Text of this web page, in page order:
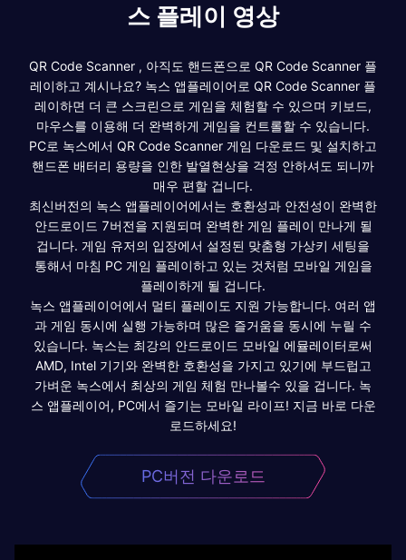
스 플레이 영상
QR Code Scanner , 아직도 핸드폰으로 QR Code Scanner 플
레이하고 계시나요? 녹스 앱플레이어로 QR Code Scanner 플
레이하면 더 큰 스크린으로 게임을 체험할 수 있으며 키보드,
마우스를 이용해 더 완벽하게 게임을 컨트롤할 수 있습니다.
PC로 녹스에서 QR Code Scanner 게임 다운로드 및 설치하고
핸드폰 배터리 용량을 인한 발열현상을 걱정 안하셔도 되니까
매우 편할 겁니다.
최신버전의 녹스 앱플레이어에서는 호환성과 안전성이 완벽한
안드로이드 7버전을 지원되며 완벽한 게임 플레이 만나게 될
겁니다. 게임 유저의 입장에서 설정된 맞춤형 가상키 세팅을
통해서 마침 PC 게임 플레이하고 있는 것처럼 모바일 게임을
플레이하게 될 겁니다.
녹스 앱플레이어에서 멀티 플레이도 지원 가능합니다. 여러 앱
과 게임 동시에 실행 가능하며 많은 즐거움을 동시에 누릴 수
있습니다. 녹스는 최강의 안드로이드 모바일 에뮬레이터로써
AMD, Intel 기기와 완벽한 호환성을 가지고 있기에 부드럽고
가벼운 녹스에서 최상의 게임 체험 만나볼수 있을 겁니다. 녹
스 앱플레이어, PC에서 즐기는 모바일 라이프! 지금 바로 다운
로드하세요!
PC버전 다운로드